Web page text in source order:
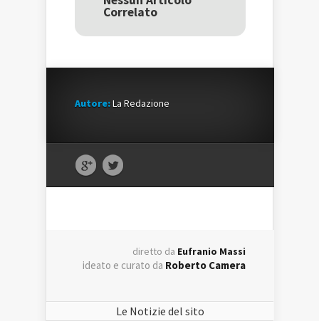
nuova
finestra)
finestra)nuova
Correlato
Autore:La Redazione
diretto da Eufranio Massi
ideato e curato da Roberto Camera
Le Notizie del sito